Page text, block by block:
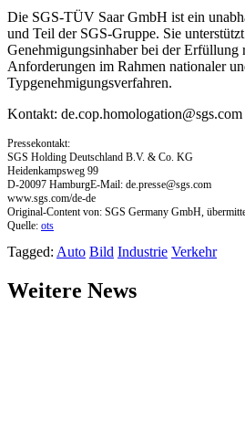
Die SGS-TÜV Saar GmbH ist ein
und Teil der SGS-Gruppe. Sie
Genehmigungsinhaber bei der Erfüllung
Anforderungen im Rahmen nationaler
Typgenehmigungsverfahren.
Kontakt: de.cop.homologation@sgs.com
Pressekontakt:
SGS Holding Deutschland B.V. & Co. KG
Heidenkampsweg 99
D-20097 HamburgE-Mail: de.presse@sgs.com
www.sgs.com/de-de
Original-Content von: SGS Germany GmbH,
Quelle: ots
Tagged: Auto Bild Industrie Verkehr
Weitere News